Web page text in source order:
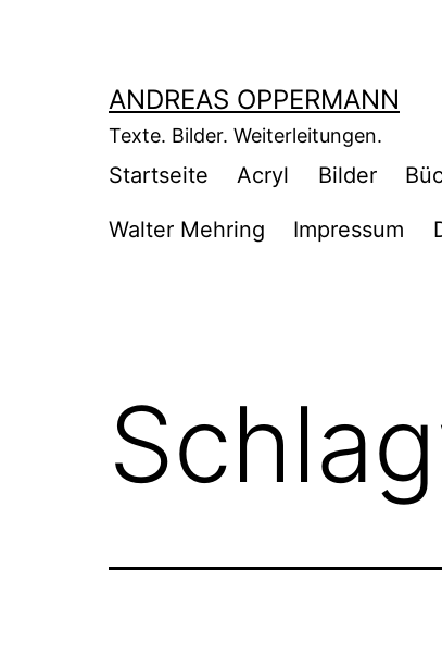
ANDREAS OPPERMANN
Texte. Bilder. Weiterleitungen.
Startseite Acryl Bilder
Walter Mehring Impressum